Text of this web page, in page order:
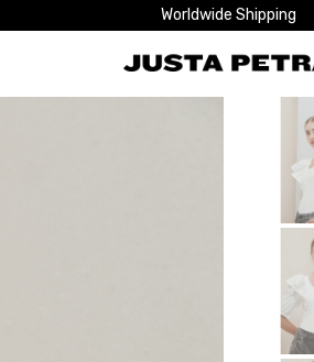
Worldwide Shipping